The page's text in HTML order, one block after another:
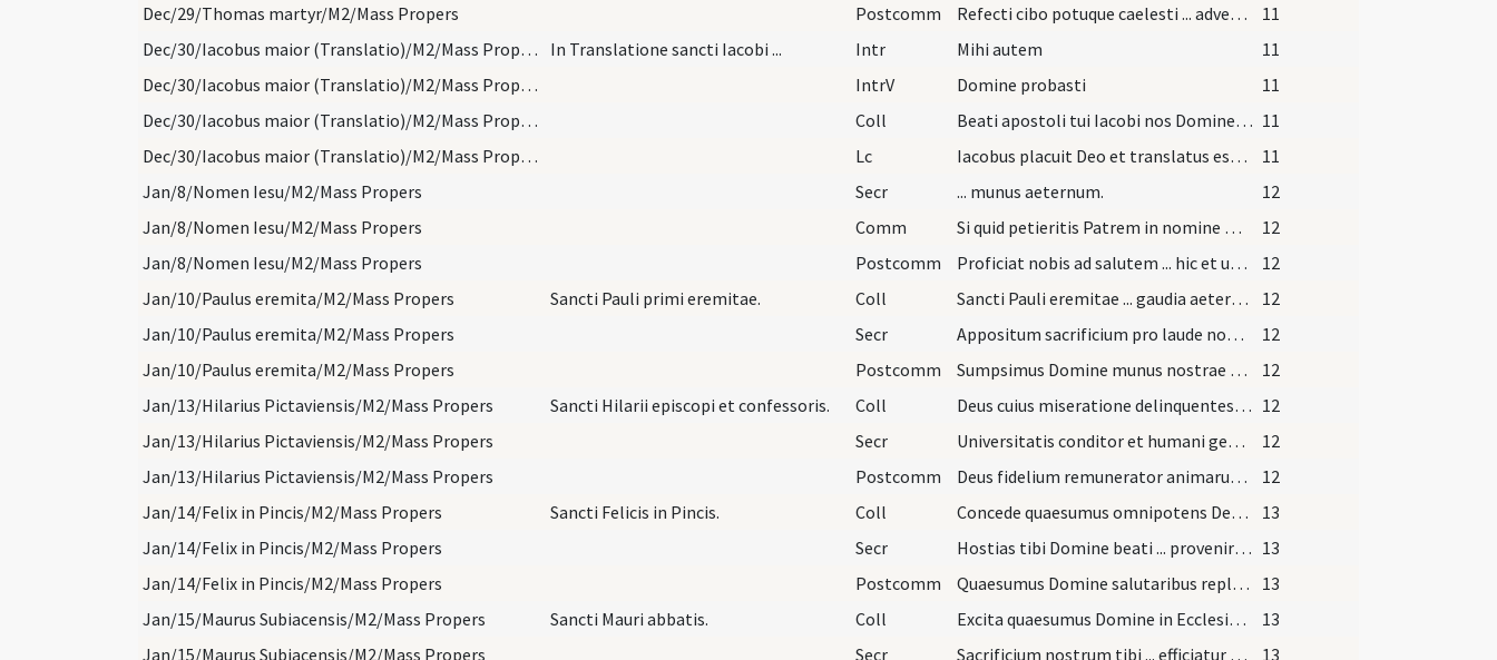
Dec/29/Thomas martyr/M2/Mass Propers
Postcomm Refecti cibo potuque caelesti ... adversa muniamur.
11
Dec/30/Iacobus maior (Translatio)/M2/Mass Propers
In Translatione sancti Iacobi ... Intr Mihi autem
11
Dec/30/Iacobus maior (Translatio)/M2/Mass Propers
IntrV Domine probasti
11
Dec/30/Iacobus maior (Translatio)/M2/Mass Propers
Coll Beati apostoli tui Iacobi nos Domine quaesumus continua oratione ... principe glorietur. 11
Dec/30/Iacobus maior (Translatio)/M2/Mass Propers
Lc Iacobus placuit Deo et translatus est ... inventus est perfectus et iustus et in tempore
11
Jan/8/Nomen Iesu/M2/Mass Propers
Secr ... munus aeternum.
12
Jan/8/Nomen Iesu/M2/Mass Propers
Comm Si quid petieritis Patrem in nomine meo dabit vobis dixit Iesus discipulis suis.
12
Jan/8/Nomen Iesu/M2/Mass Propers
Postcomm Proficiat nobis ad salutem ... hic et ubique nunc et semper.
12
Jan/10/Paulus eremita/M2/Mass Propers
Sancti Pauli primi eremitae. Coll Sancti Pauli eremitae ... gaudia aeterna perducat.
12
Jan/10/Paulus eremita/M2/Mass Propers
Secr Appositum sacrificium pro laude nominis tui ... salutiferum remedium.
12
Jan/10/Paulus eremita/M2/Mass Propers
Postcomm Sumpsimus Domine munus nostrae redemptionis ... maligno redde securros.
12
Jan/13/Hilarius Pictaviensis/M2/Mass Propers
Sancti Hilarii episcopi et confessoris. Coll Deus cuius miseratione delinquentes ... prece defensa. 12
Jan/13/Hilarius Pictaviensis/M2/Mass Propers
Secr Universitatis conditor et humani generis reformator ... efficiatur acceptum.
12
Jan/13/Hilarius Pictaviensis/M2/Mass Propers
Postcomm Deus fidelium remunerator animarum praesta quaesumus ut beati Hilarii ... indulgentiam consequamur.
12
Jan/14/Felix in Pincis/M2/Mass Propers
Sancti Felicis in Pincis. Coll Concede quaesumus omnipotens Deus ut ad meliorem ... actus imitemur.
13
Jan/14/Felix in Pincis/M2/Mass Propers
Secr Hostias tibi Domine beati ... provenire subsidium. 13
Jan/14/Felix in Pincis/M2/Mass Propers
Postcomm Quaesumus Domine salutaribus repleti ... orationibus adiuvemur.
13
Jan/15/Maurus Subiacensis/M2/Mass Propers
Sancti Mauri abbatis. Coll Excita quaesumus Domine in Ecclesia tua ... exercere quod docuit.
13
Jan/15/Maurus Subiacensis/M2/Mass Propers
Secr Sacrificium nostrum tibi ... efficiatur acceptum.
13